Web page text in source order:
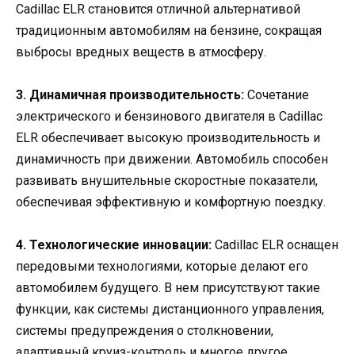
Cadillac ELR становится отличной альтернативой
традиционным автомобилям на бензине, сокращая
выбросы вредных веществ в атмосферу.
3. Динамичная производительность: Сочетание
электрического и бензинового двигателя в Cadillac
ELR обеспечивает высокую производительность и
динамичность при движении. Автомобиль способен
развивать внушительные скоростные показатели,
обеспечивая эффективную и комфортную поездку.
4. Технологические инновации: Cadillac ELR оснащен
передовыми технологиями, которые делают его
автомобилем будущего. В нем присутствуют такие
функции, как системы дистанционного управления,
системы предупреждения о столкновении,